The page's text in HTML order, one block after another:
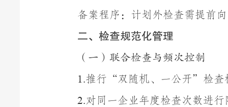
备案程序：计划外检查需提前
二、检查规范化管理
（一）联合检查与频次控制
1.推行 “双随机、一公开” 检查
2.对同一企业年度检查次数进